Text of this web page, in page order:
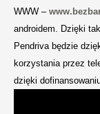
WWW –
androidem. Dzięki
Pendriva będzie
korzystania przez
dzięki